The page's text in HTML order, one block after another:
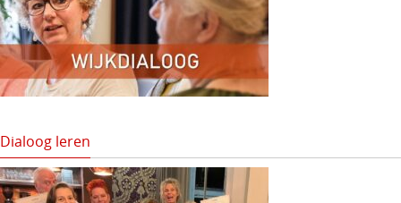
Dialoog leren